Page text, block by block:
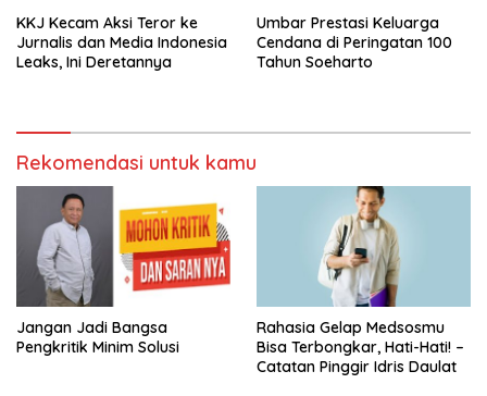
KKJ Kecam Aksi Teror ke
Jurnalis dan Media Indonesia
Leaks, Ini Deretannya
Umbar Prestasi Keluarga
Cendana di Peringatan 100
Tahun Soeharto
Rekomendasi untuk kamu
Jangan Jadi Bangsa
Pengkritik Minim Solusi
Rahasia Gelap Medsosmu
Bisa Terbongkar, Hati-Hati! –
Catatan Pinggir Idris Daulat